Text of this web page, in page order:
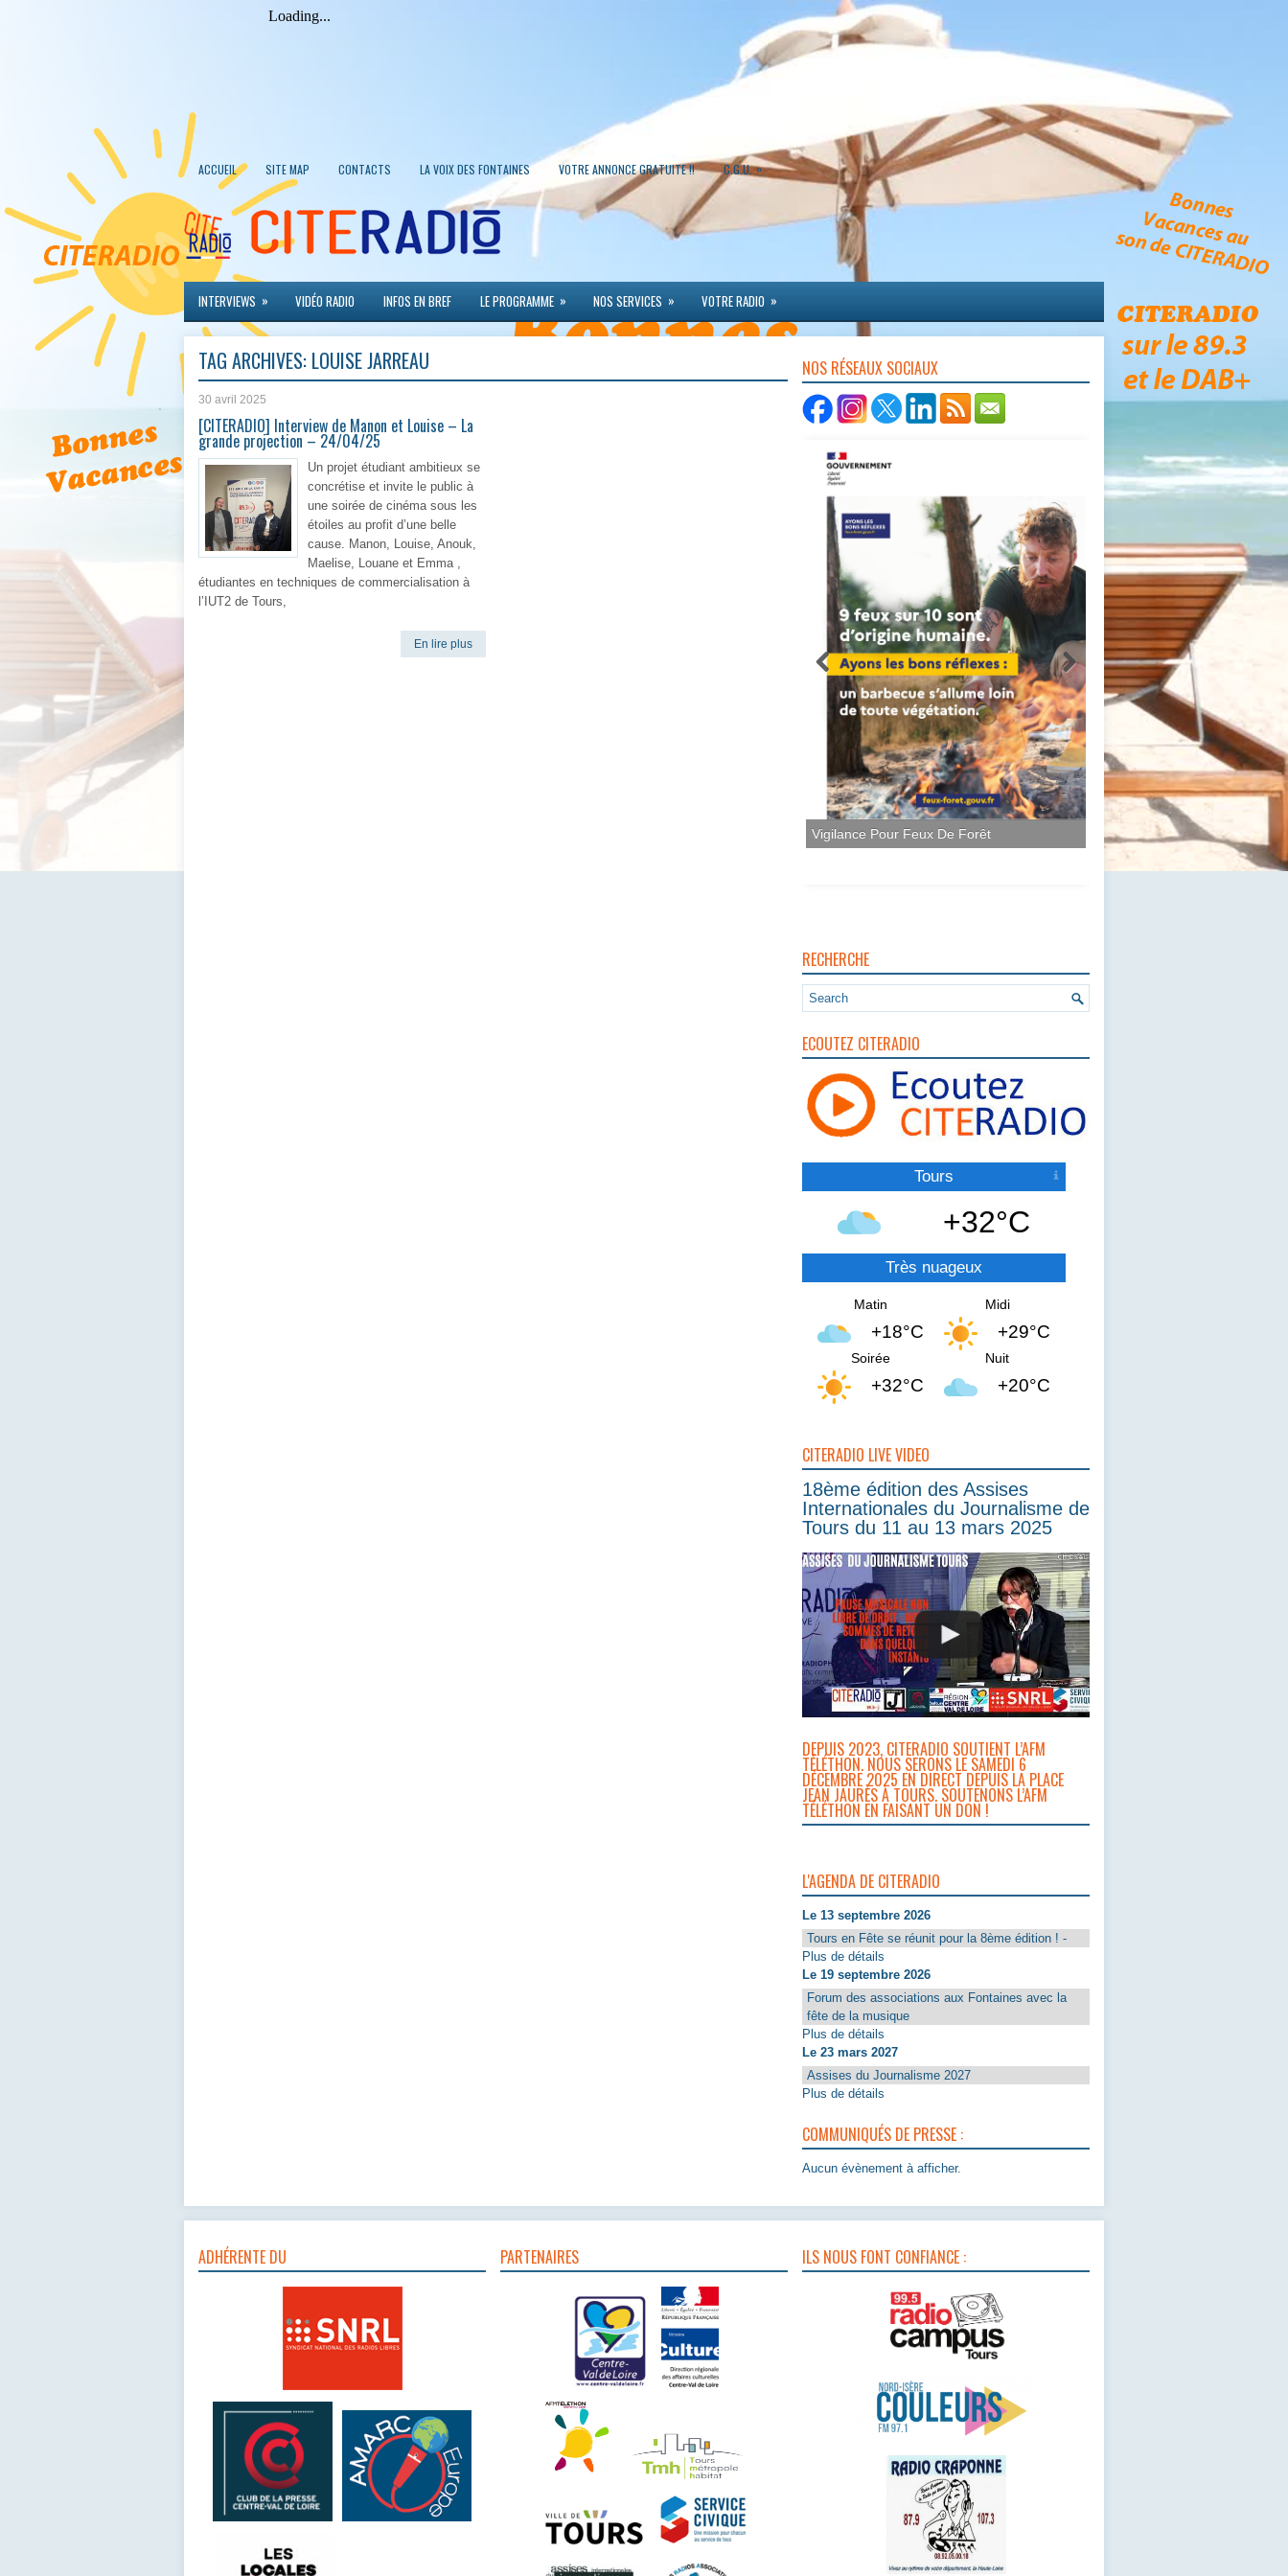
ACCUEIL SITE MAP CONTACTS LA VOIX DES FONTAINES VOTRE ANNONCE GRATUITE !! C.G.U. »
INTERVIEWS » VIDÉO RADIO INFOS EN BREF LE PROGRAMME » NOS SERVICES » VOTRE RADIO »
TAG ARCHIVES: LOUISE JARREAU
30 avril 2025
[CITERADIO] Interview de Manon et Louise – La
grande projection – 24/04/25
Un projet étudiant ambitieux se
concrétise et invite le public à
une soirée de cinéma sous les
étoiles au profit d’une belle
cause. Manon, Louise, Anouk,
Maelise, Louane et Emma ,
étudiantes en techniques de commercialisation à
l’IUT2 de Tours,
En lire plus
NOS RÉSEAUX SOCIAUX
Vigilance Pour Feux De Forêt
RECHERCHE
ECOUTEZ CITERADIO
Tours
+32°C
Très nuageux
Matin
+18°C
Midi
+29°C
Soirée
+32°C
Nuit
+20°C
CITERADIO LIVE VIDEO
18ème édition des Assises
Internationales du Journalisme de
Tours du 11 au 13 mars 2025
DEPUIS 2023, CITERADIO SOUTIENT L’AFM
TÉLÉTHON. NOUS SERONS LE SAMEDI 6
DÉCEMBRE 2025 EN DIRECT DEPUIS LA PLACE
JEAN JAURÈS À TOURS. SOUTENONS L’AFM
TÉLÉTHON EN FAISANT UN DON !
L'AGENDA DE CITERADIO
Le 13 septembre 2026
Tours en Fête se réunit pour la 8ème édition ! -
Plus de détails
Le 19 septembre 2026
Forum des associations aux Fontaines avec la
fête de la musique
Plus de détails
Le 23 mars 2027
Assises du Journalisme 2027
Plus de détails
COMMUNIQUÉS DE PRESSE :
Aucun évènement à afficher.
ADHÉRENTE DU PARTENAIRES ILS NOUS FONT CONFIANCE :